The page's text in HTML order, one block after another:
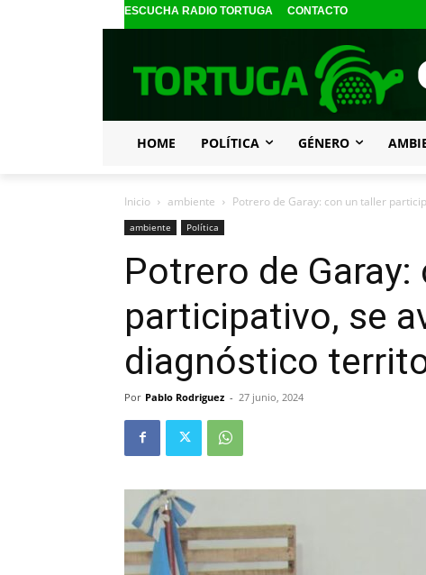
ESCUCHA RADIO TORTUGA CONTACTO
HOME POLÍTICA GÉNERO
Inicio ambiente Potrero de Garay: con un taller
ambiente Política
Potrero de
participativo, se
diagnóstico
Por Pablo Rodriguez - 27 junio, 2024